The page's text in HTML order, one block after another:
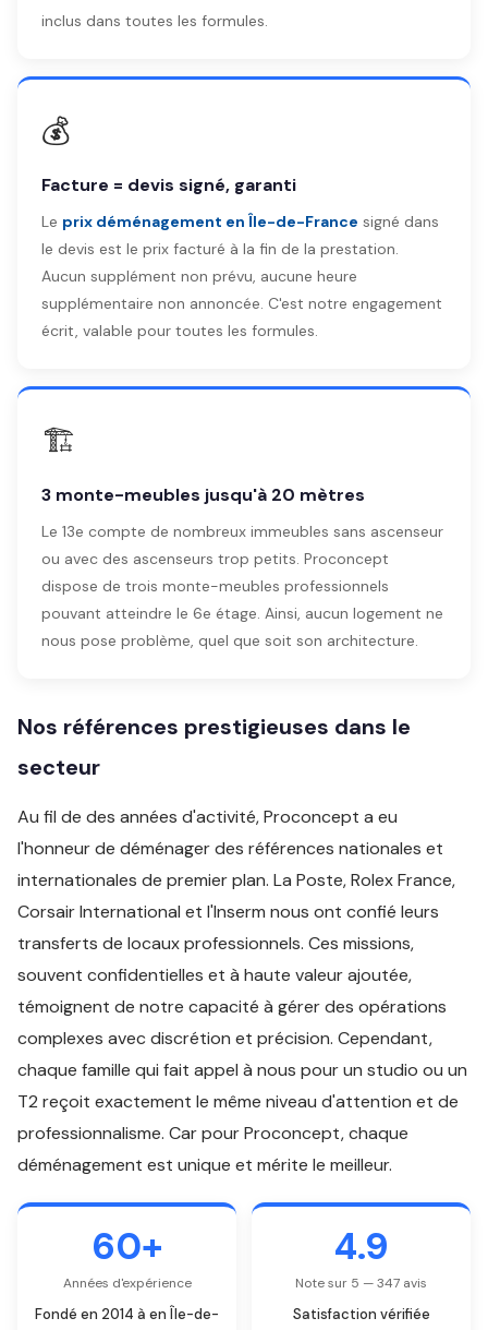
inclus dans toutes les formules.
💰
Facture = devis signé, garanti
Le prix déménagement en Île-de-France signé dans
le devis est le prix facturé à la fin de la prestation.
Aucun supplément non prévu, aucune heure
supplémentaire non annoncée. C'est notre engagement
écrit, valable pour toutes les formules.
🏗️
3 monte-meubles jusqu'à 20 mètres
Le 13e compte de nombreux immeubles sans ascenseur
ou avec des ascenseurs trop petits. Proconcept
dispose de trois monte-meubles professionnels
pouvant atteindre le 6e étage. Ainsi, aucun logement ne
nous pose problème, quel que soit son architecture.
Nos références prestigieuses dans le
secteur
Au fil de des années d'activité, Proconcept a eu
l'honneur de déménager des références nationales et
internationales de premier plan. La Poste, Rolex France,
Corsair International et l'Inserm nous ont confié leurs
transferts de locaux professionnels. Ces missions,
souvent confidentielles et à haute valeur ajoutée,
témoignent de notre capacité à gérer des opérations
complexes avec discrétion et précision. Cependant,
chaque famille qui fait appel à nous pour un studio ou un
T2 reçoit exactement le même niveau d'attention et de
professionnalisme. Car pour Proconcept, chaque
déménagement est unique et mérite le meilleur.
60+
Années d'expérience
Fondé en 2014 à en Île-de-
4.9
Note sur 5 — 347 avis
Satisfaction vérifiée